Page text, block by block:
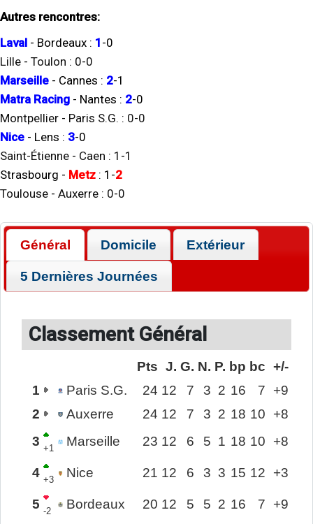
Autres rencontres:
Laval - Bordeaux : 1 -0
Lille - Toulon : 0-0
Marseille - Cannes : 2-1
Matra Racing - Nantes : 2-0
Montpellier - Paris S.G. : 0-0
Nice - Lens : 3-0
Saint-Étienne - Caen : 1 -1
Strasbourg - Metz : 1 -2
Toulouse - Auxerre : 0-0
Général Domicile Extérieur
5 Dernières Journées
Classement Général
Pts J. G. N. P. bp bc +/-
1
Paris S.G. 24 12 7 3 2 16 7
+9
2
Auxerre 24 12 7 3 2 18 10
+8
3 +1 Marseille 23 12 6 5 1 18 10 +8
4 +3 Nice 21 12 6 3 3 15 12 +3
5 -2 Bordeaux 20 12 5 5 2 16 7 +9